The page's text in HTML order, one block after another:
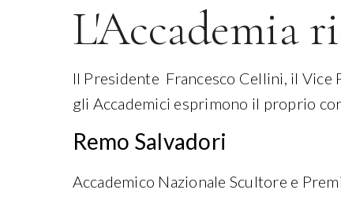
L'Accademia
Il Presidente Francesco Cellini, il
gli Accademici esprimono il proprio
Remo Salvadori
Accademico Nazionale Scultore e